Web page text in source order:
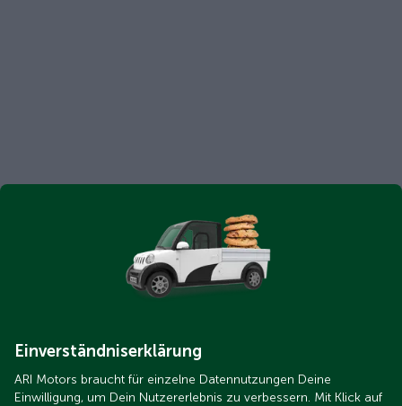
Einverständniserklärung
ARI Motors braucht für einzelne Datennutzungen Deine
Einwilligung, um Dein Nutzererlebnis zu verbessern. Mit Klick auf